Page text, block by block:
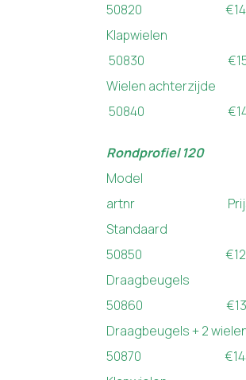
50820
50830
Wielen
50840
Rondprofiel 120
artnr
50850
50860
Draagbeugels + 2
50870